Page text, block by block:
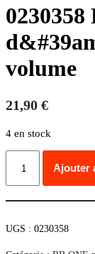
0230358
volume
21,90 €
4 en stock
d&#39amortisseur
Ajouter
UGS : 0230358